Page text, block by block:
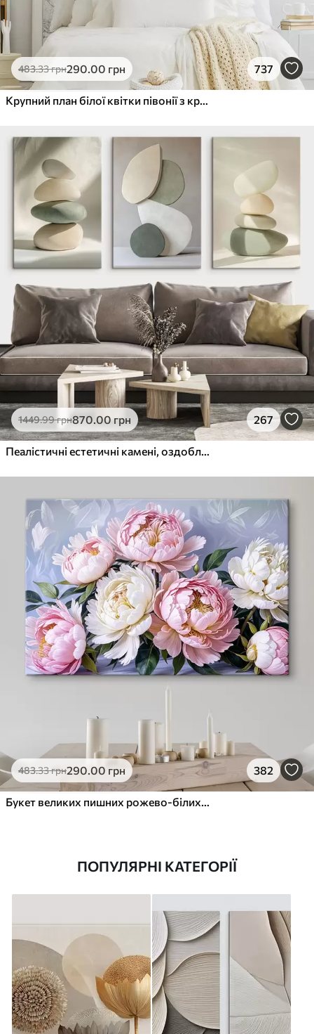
483.33грн290.00 грн 737
Крупний план білої квітки півонії з крапельками води на пелюстках на розмитому фоні
1449.99грн870.00 грн 267
Пеалістичні естетичні камені, оздоблення будинку, природне освітлення
483.33грн290.00 грн 382
Букет великих пишних рожево-білих квітів півонії із зеленим листям на м’якому розмитому фоні
ПОПУЛЯРНІ КАТЕГОРІЇ